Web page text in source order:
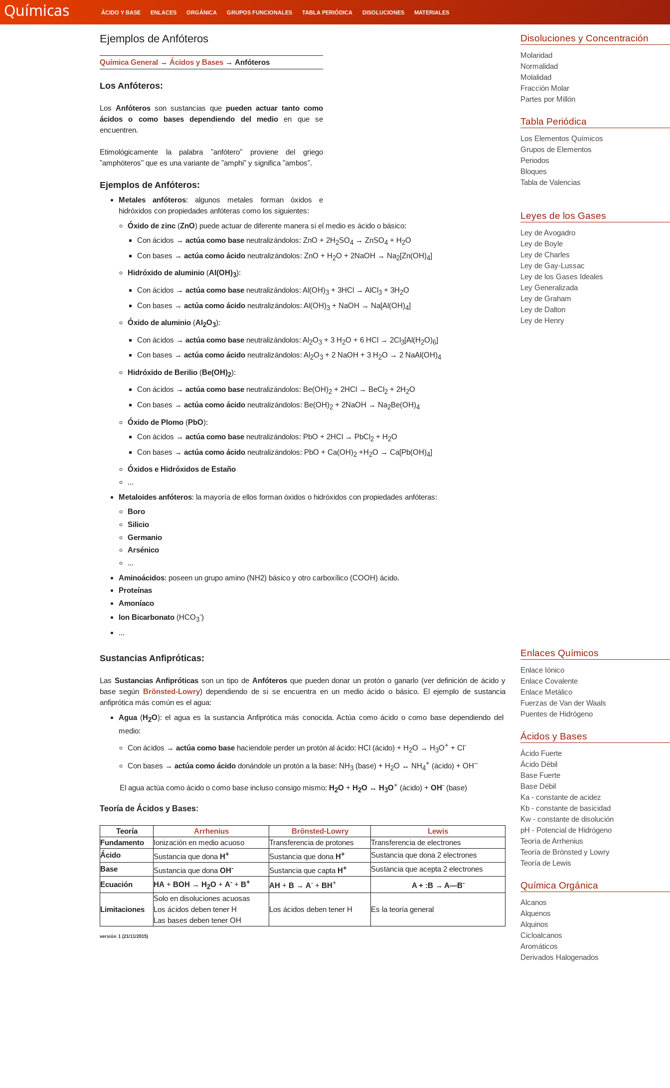
Químicas ÁCIDO Y BASE ENLACES ORGÁNICA GRUPOS FUNCIONALES TABLA PERIÓDICA DISOLUCIONES MATERIALES
Ejemplos de Anfóteros
Química General → Ácidos y Bases → Anfóteros
Los Anfóteros:
Los Anfóteros son sustancias que pueden actuar tanto como
ácidoso como bases dependiendo del medioen que se
encuentren.
Etimológicamente la palabra "anfótero" proviene del griego
"amphóteros" que es una variante de "amphi" y significa "ambos".
Ejemplos de Anfóteros:
Metales anfóteros: algunos metales forman óxidos e
hidróxidos con propiedades anfóteras como los siguientes:
Óxido de zinc (ZnO) puede actuar de diferente manera si el medio es ácido o básico:
Con ácidos → actúa como base neutralizándolos: ZnO + 2H2SO4 → ZnSO4 + H2O
Con bases → actúa como ácido neutralizándolos: ZnO + H2O + 2NaOH → Na2[Zn(OH)4]
Hidróxido de aluminio (Al(OH)3):
Con ácidos → actúa como base neutralizándolos: Al(OH)3+ 3HCl → AlCl3+ 3H2O
Con bases → actúa como ácido neutralizándolos: Al(OH)3+ NaOH → Na[Al(OH)4]
Óxido de aluminio (Al2O3):
Con ácidos → actúa como base neutralizándolos: Al2O3+ 3 H2O + 6 HCl → 2Cl3[Al(H2O)6]
Con bases → actúa como ácido neutralizándolos: Al2O3+ 2NaOH + 3H2O → 2NaAl(OH)4
Hidróxido de Berilio (Be(OH)2):
Con ácidos → actúa como base neutralizándolos: Be(OH)2+ 2HCl → BeCl2+ 2H2O
Con bases → actúa como ácido neutralizándolos: Be(OH)2+ 2NaOH → Na2Be(OH)4
Óxido de Plomo (PbO):
Con ácidos → actúa como base neutralizándolos: PbO + 2HCl → PbCl2+ H2O
Con bases → actúa como ácido neutralizándolos: PbO + Ca(OH)2+H2O → Ca[Pb(OH)4]
Óxidos e Hidróxidos de Estaño
...
Metaloides anfóteros: la mayoría de ellos forman óxidos o hidróxidos con propiedades anfóteras:
Boro
Silicio
Germanio
Arsénico
...
Aminoácidos: poseen un grupo amino (NH2) básico y otrocarboxílico (COOH) ácido.
Proteínas
Amoníaco
Ion Bicarbonato (HCO3
-)
...
Sustancias Anfipróticas:
Las Sustancias Anfipróticas son un tipo de Anfóteros que pueden donar un protón o ganarlo(ver definición de ácido y
base según Brönsted-Lowry) dependiendo de si se encuentra en un medio ácido o básico. El ejemplo desustancia
anfiprótica más común es el agua:
Agua (H2O): el agua es la sustancia Anfiprótica más conocida.Actúa como ácido o como base dependiendo del
medio:
Con ácidos → actúa como base haciendole perder un protón al ácido: HCl (ácido) + H2O → H3O+ + Cl-
Con bases → actúa como ácido donándole un protón a la base: NH3 (base) + H2O ↔ NH4
+ (ácido) + OH–
El agua actúa como ácido o como base incluso consigo mismo: H2O + H2O ↔ H3O+ (ácido) + OH- (base)
Teoría de Ácidos y Bases:
Teoría Arrhenius Brönsted-Lowry
Lewis
Fundamento
Ionización en medio acuoso Transferencia de protones
Transferencia de electrones
Ácido
Sustancia que dona H+ Sustancia que dona H+
Sustancia que dona 2 electrones
Base
Sustancia que dona OH- Sustancia que capta H+
Sustancia que acepta 2 electrones
Ecuación
HA + BOH → H2O + A- + B+ AH + B → A- + BH+ A + :B → A—B-
Limitaciones
Solo en disoluciones acuosas
Los ácidos deben tener H
Las bases deben tener OH
Los ácidos deben tener H Es la teoría general
versión 1 (21/11/2015)
Disoluciones y Concentración
Molaridad
Normalidad
Molalidad
Fracción Molar
Partes por Millón
Tabla Periódica
Los Elementos Químicos
Grupos de Elementos
Periodos
Bloques
Tabla de Valencias
Leyes de los Gases
Ley de Avogadro
Ley de Boyle
Ley de Charles
Ley de Gay-Lussac
Ley de los Gases Ideales
Ley Generalizada
Ley de Graham
Ley de Dalton
Ley de Henry
Enlaces Químicos
Enlace Iónico
Enlace Covalente
Enlace Metálico
Fuerzas de Van der Waals
Puentes de Hidrógeno
Ácidos y Bases
Ácido Fuerte
Ácido Débil
Base Fuerte
Base Débil
Ka - constante de acidez
Kb - constante de basicidad
Kw - constante de disolución
pH - Potencial de Hidrógeno
Teoría de Arrhenius
Teoría de Brönsted y Lowry
Teoría de Lewis
Química Orgánica
Alcanos
Alquenos
Alquinos
Cicloalcanos
Aromáticos
Derivados Halogenados